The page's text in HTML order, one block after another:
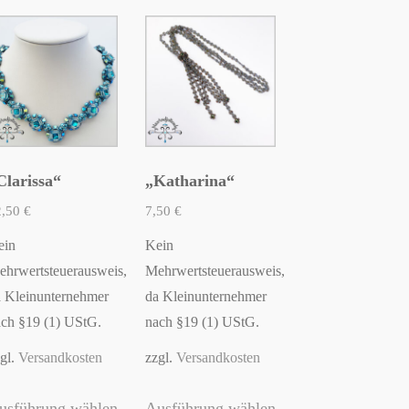
€
Kleinunternehmer
§19 (1) UStG.
Versandkosten
„Katharina“
7,50€
Kein
Mehrwertsteuerausweis,
da Kleinunternehmer
nach §19 (1) UStG.
zzgl.Versandkosten